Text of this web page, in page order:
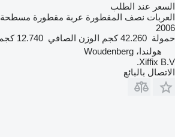
السعر عند الطلب
العربات نصف المقطورة عربة مقطورة مسطحة
2006
حمولة 42.260 كجم الوزن الصافي 12.740 كجم
هولندا، Woudenberg
Xiffix B.V.
الاتصال بالبائع